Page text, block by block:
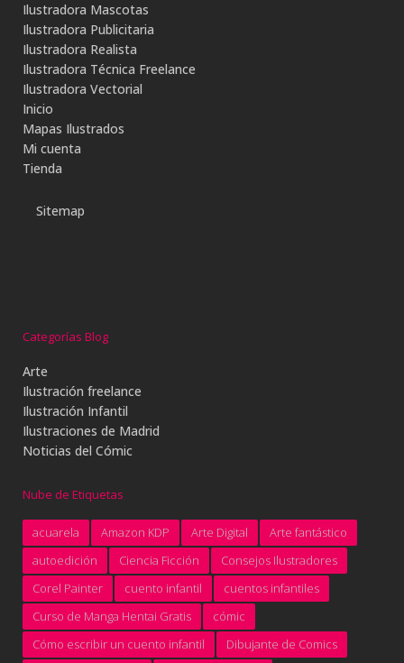
Ilustradora Mascotas
Ilustradora Publicitaria
Ilustradora Realista
Ilustradora Técnica Freelance
Ilustradora Vectorial
Inicio
Mapas Ilustrados
Mi cuenta
Tienda
Sitemap
Categorías Blog
Arte
Ilustración freelance
Ilustración Infantil
Ilustraciones de Madrid
Noticias del Cómic
Nube de Etiquetas
acuarela Amazon KDP Arte Digital
Arte fantástico
autoedición
Ciencia Ficción
Consejos Ilustradores
Corel Painter
cuento infantil
cuentos infantiles
Curso de Manga Hentai Gratis
cómic
Cómo escribir un cuento infantil
Dibujante de Comics